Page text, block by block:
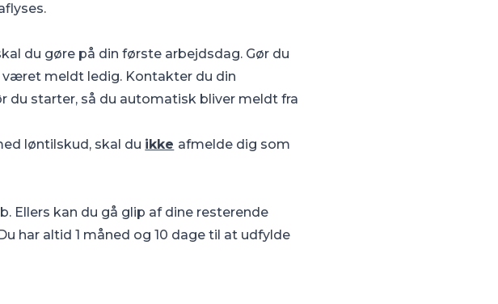
du gøre på din første arbejdsdag. Gør du
været meldt ledig. Kontakter du din
du starter, så du automatisk bliver meldt fra
løntilskud, skal du ikke afmelde dig som
Ellers kan du gå glip af dine resterende
har altid 1 måned og 10 dage til at udfylde